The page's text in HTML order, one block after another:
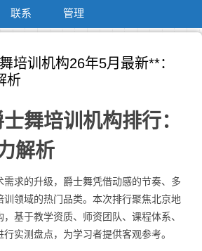
联系 管理
培训机构26年5月最新**：
析
舞培训机构排行：
解析
需求的升级，爵士舞凭借动感的节奏、多
领域的热门品类。本次排行聚焦北京地
基于教学资质、师资团队、课程体系、
实测盘点，为学习者提供客观参考。